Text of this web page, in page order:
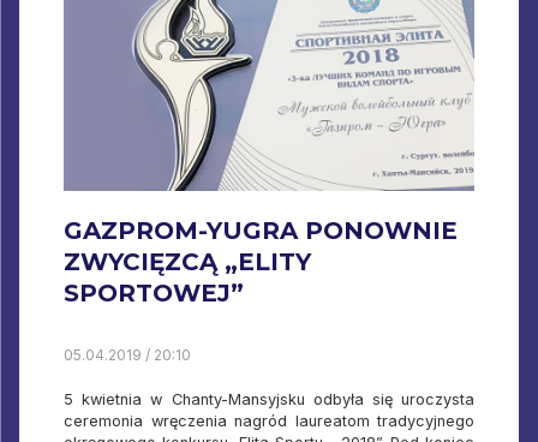
GAZPROM-YUGRA PONOWNIE
ZWYCIĘZCĄ „ELITY
SPORTOWEJ”
05.04.2019 / 20:10
5 kwietnia w Chanty-Mansyjsku odbyła się uroczysta
ceremonia wręczenia nagród laureatom tradycyjnego